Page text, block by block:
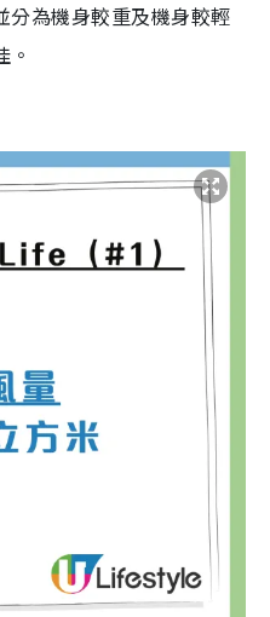
分為機身較重及機身較輕